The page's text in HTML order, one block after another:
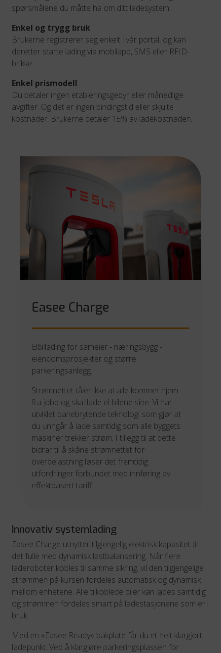
spørsmålene du måtte ha om ditt ladesystem.
Enkel og trygg bruk
Brukerne registrerer seg enkelt i vår portal, og kan
deretter starte lading via mobilapp, SMS eller RFID-
brikke.
Enkel prismodell
Du betaler ingen etableringsgebyr eller månedlige
avgifter. Og det er ingen bindingstid eller skjulte
kostnader. Brukerne betaler 15% av ladekostnaden.
Easee Charge
Elbillading for sameier - næringsbygg -
eiendomsprosjekter og større
parkeringsanlegg.
Strømnettet tåler ikke at alle kommer hjem
fra jobb og skal lade el-bilene sine. Vi har
utviklet banebrytende teknologi som gjør at
du unngår å lade samtidig som alle byggets
maskiner trekker strøm. I tillegg til at dette
bidrar til å skåne strømnettet for
overbelastning løser det fremtidig
utfordringer forbundet med innføring av
effektbasert tariff.
Innovativ systemlading
Easee Charge utnytter tilgjengelig elektrisk kapasitet til
det fulle med dynamisk lastbalansering. Når flere
laderoboter kobles til samme sikring, vil den tilgjengelige
strømmen på kursen fordeles automatisk og dynamisk
mellom enhetene. Alle tilkoblede biler kan lades samtidig
og strømmen fordeles smart på ladestasjonene som er i
bruk.
Med en «Easee Ready» bakplate får du et helt klargjort
ladepunkt. Ved å klargjøre parkeringsplassen for